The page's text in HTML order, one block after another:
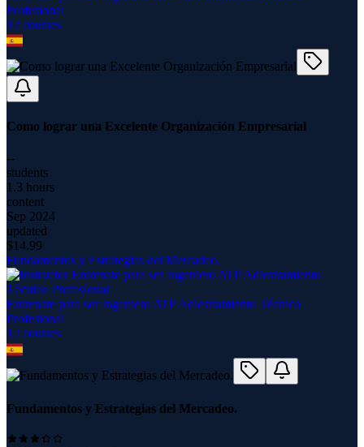
Profesional
12 courses
Como lograr una Excelente Organización Empresarial
--
students
1.3 hours
content
Sep 2024
updated
$14.99
Fundamentos y Estrategias del Mercadeo.
Entrenate para ser Ingeniero ATP Adiestramiento Técnico
Profesional
12 courses
Fundamentos y Estrategias del Mercadeo.